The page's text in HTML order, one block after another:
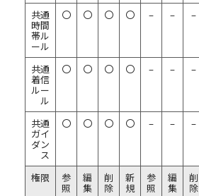
共通
時間
帯ル
ール
〇 〇 〇 〇 – – –
共通
着信
ルー
ル
〇 〇 〇 〇 – – –
共通
ガイ
ダン
ス
〇 〇 〇 〇 – – –
権限 参
照
編
集
削
除
新
規
参
照
編
集
削
除